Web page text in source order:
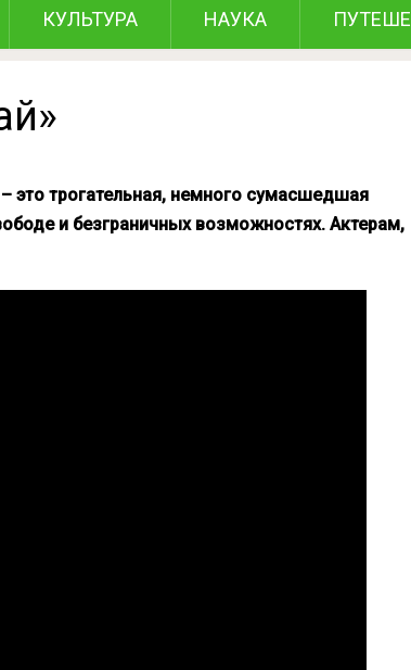
КУЛЬТУРА НАУКА
это трогательная, немного сумасшедшая
и безграничных возможностях. Актерам,